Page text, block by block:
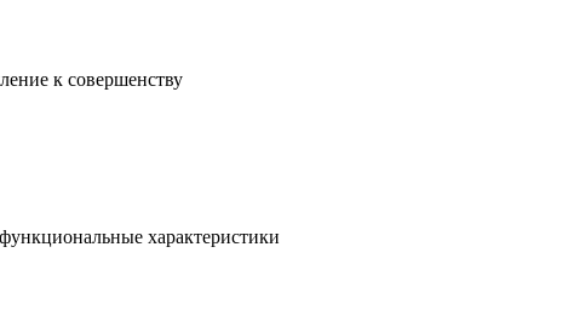
к совершенству
характеристики